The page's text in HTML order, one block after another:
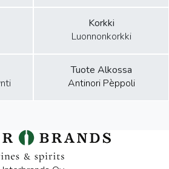
Korkki
Luonnonkorkki
Tuote Alkossa
Antinori Pèppoli